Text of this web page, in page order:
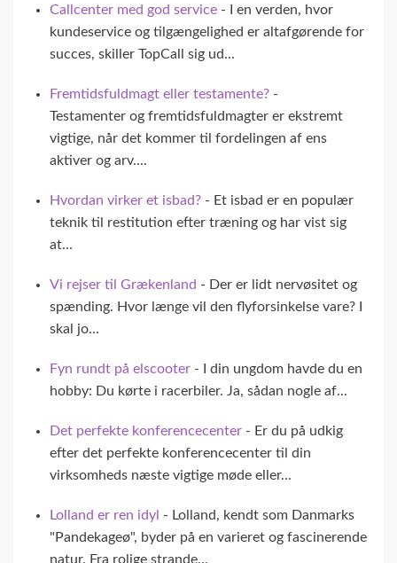
Callcenter med god service - I en verden, hvor
kundeservice og tilgængelighed er altafgørende for
succes, skiller TopCall sig ud...
Fremtidsfuldmagt eller testamente? -
Testamenter og fremtidsfuldmagter er ekstremt
vigtige, når det kommer til fordelingen af ens
aktiver og arv....
Hvordan virker et isbad? - Et isbad er en populær
teknik til restitution efter træning og har vist sig
at...
Vi rejser til Grækenland - Der er lidt nervøsitet og
spænding. Hvor længe vil den flyforsinkelse vare? I
skal jo...
Fyn rundt på elscooter - I din ungdom havde du en
hobby: Du kørte i racerbiler. Ja, sådan nogle af...
Det perfekte konferencecenter - Er du på udkig
efter det perfekte konferencecenter til din
virksomheds næste vigtige møde eller...
Lolland er ren idyl - Lolland, kendt som Danmarks
"Pandekageø", byder på en varieret og fascinerende
natur. Fra rolige strande...